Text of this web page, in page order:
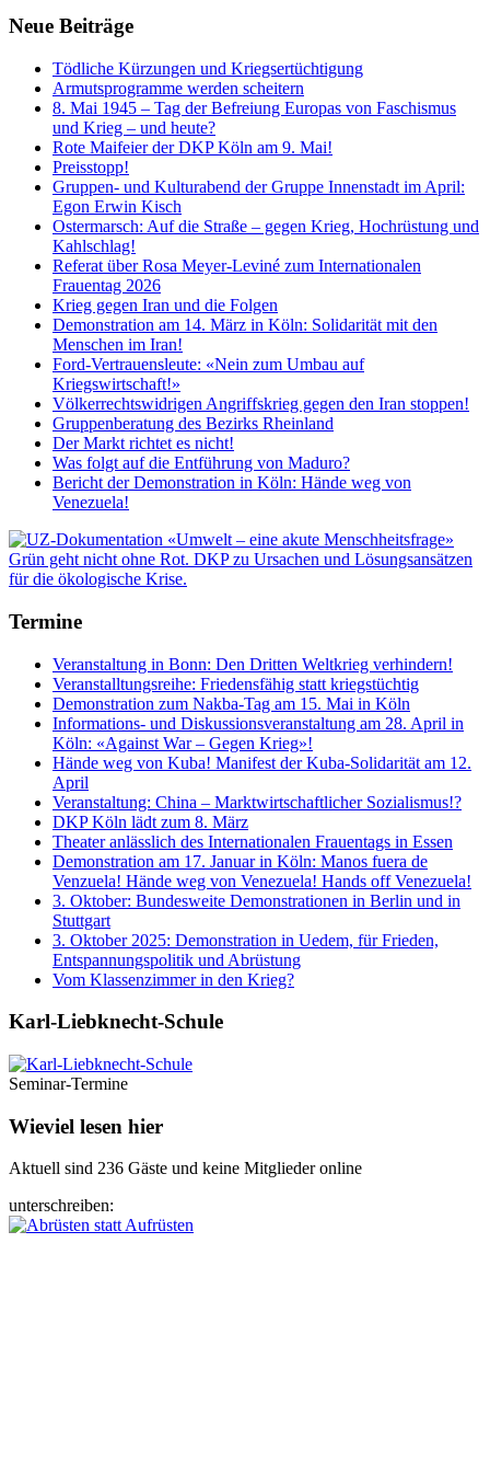
Neue Beiträge
Tödliche Kürzungen und Kriegsertüchtigung
Armutsprogramme werden scheitern
8. Mai 1945 – Tag der Befreiung Europas von Faschismus
und Krieg – und heute?
Rote Maifeier der DKP Köln am 9. Mai!
Preisstopp!
Gruppen- und Kulturabend der Gruppe Innenstadt im April:
Egon Erwin Kisch
Ostermarsch: Auf die Straße – gegen Krieg, Hochrüstung und
Kahlschlag!
Referat über Rosa Meyer-Leviné zum Internationalen
Frauentag 2026
Krieg gegen Iran und die Folgen
Demonstration am 14. März in Köln: Solidarität mit den
Menschen im Iran!
Ford-Vertrauensleute: «Nein zum Umbau auf
Kriegswirtschaft!»
Völkerrechtswidrigen Angriffskrieg gegen den Iran stoppen!
Gruppenberatung des Bezirks Rheinland
Der Markt richtet es nicht!
Was folgt auf die Entführung von Maduro?
Bericht der Demonstration in Köln: Hände weg von
Venezuela!
Termine
Veranstaltung in Bonn: Den Dritten Weltkrieg verhindern!
Veranstalltungsreihe: Friedensfähig statt kriegstüchtig
Demonstration zum Nakba-Tag am 15. Mai in Köln
Informations- und Diskussionsveranstaltung am 28. April in
Köln: «Against War – Gegen Krieg»!
Hände weg von Kuba! Manifest der Kuba-Solidarität am 12.
April
Veranstaltung: China – Marktwirtschaftlicher Sozialismus!?
DKP Köln lädt zum 8. März
Theater anlässlich des Internationalen Frauentags in Essen
Demonstration am 17. Januar in Köln: Manos fuera de
Venzuela! Hände weg von Venezuela! Hands off Venezuela!
3. Oktober: Bundesweite Demonstrationen in Berlin und in
Stuttgart
3. Oktober 2025: Demonstration in Uedem, für Frieden,
Entspannungspolitik und Abrüstung
Vom Klassenzimmer in den Krieg?
Karl-Liebknecht-­Schule
Seminar-Termine
Wieviel lesen hier
Aktuell sind 236 Gäste und keine Mitglieder online
unterschreiben: